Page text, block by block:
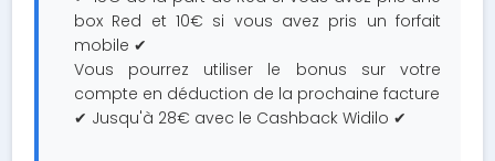
box Red et 10€ si vous avez pris un forfait
mobile ✔
Vous pourrez utiliser le bonus sur votre
compte en déduction de la prochaine facture
✔ Jusqu'à 28€ avec le Cashback Widilo ✔